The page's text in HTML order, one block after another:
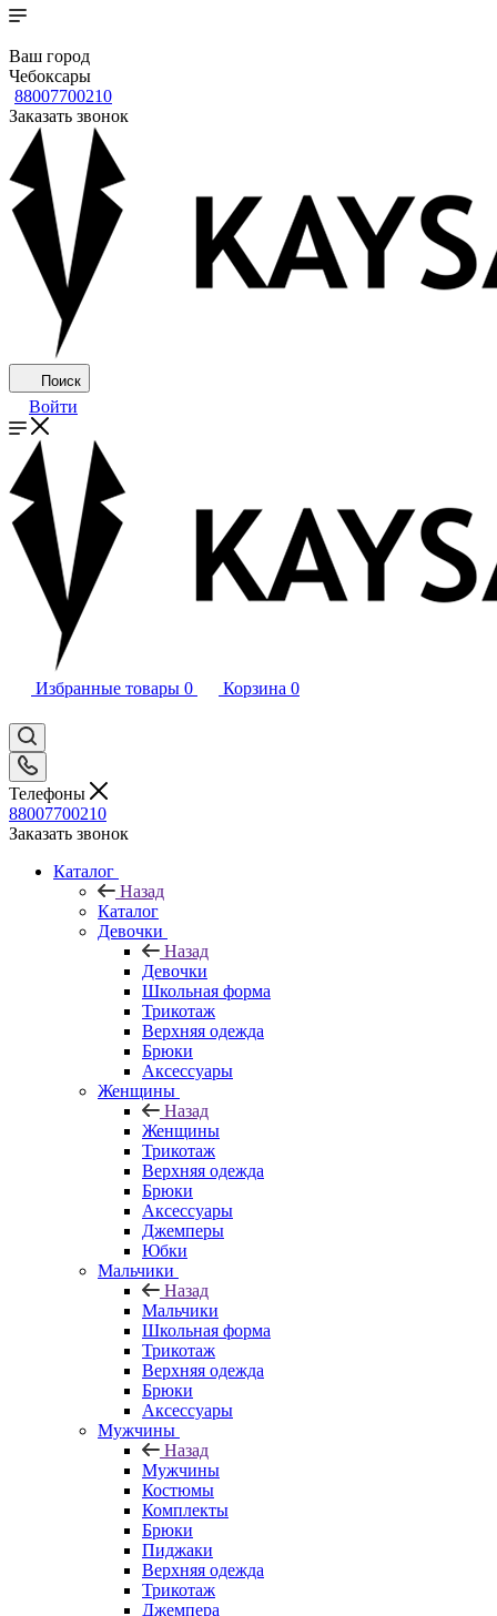
Ваш город
Чебоксары
88007700210
Заказать звонок
Поиск
Войти
Избранные товары 0 Корзина 0
Телефоны
88007700210
Заказать звонок
Каталог
Назад
Каталог
Девочки
Назад
Девочки
Школьная форма
Трикотаж
Верхняя одежда
Брюки
Аксессуары
Женщины
Назад
Женщины
Трикотаж
Верхняя одежда
Брюки
Аксессуары
Джемперы
Юбки
Мальчики
Назад
Мальчики
Школьная форма
Трикотаж
Верхняя одежда
Брюки
Аксессуары
Мужчины
Назад
Мужчины
Костюмы
Комплекты
Брюки
Пиджаки
Верхняя одежда
Трикотаж
Джемпера